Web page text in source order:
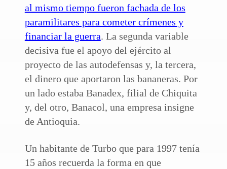
al mismo tiempo fueron fachada de los
paramilitares para cometer crímenes y
financiar la guerra. La segunda variable
decisiva fue el apoyo del ejército al
proyecto de las autodefensas y, la tercera,
el dinero que aportaron las bananeras. Por
un lado estaba Banadex, filial de Chiquita
y, del otro, Banacol, una empresa insigne
de Antioquia.
Un habitante de Turbo que para 1997 tenía
15 años recuerda la forma en que